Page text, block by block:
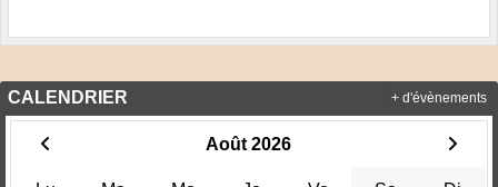
CALENDRIER
Août 2026
+ d'évènements